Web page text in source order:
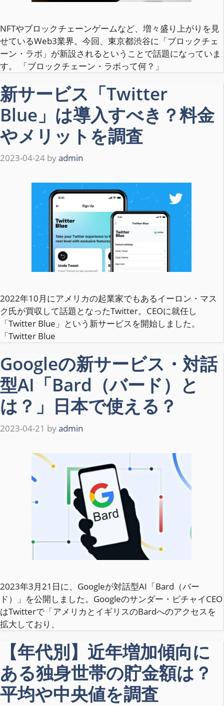
NFTやブロックチェーンゲームなど、増々盛り上がりを見
せているWeb3業界。今回、東京都渋谷に「ブロックチェ
ーン・ラボ」が新設されるということで話題になっていま
す。 「ブロックチェーン・ラボって何？」
新サービス「Twitter
Blue」は導入すべき？料金
やメリットを調査
2023-04-24 byadmin
2022年10月にアメリカの起業家でもあるイーロン・マス
ク氏が買収して話題となったTwitter。CEOに就任し
「Twitter Blue」という新サービスを開始しました。
「Twitter Blue
Googleの新サービス・対話
型AI「Bard（バード）と
は？」日本で使える？
2023-04-21 byadmin
2023年3月21日に、Googleが対話型AI「Bard（バー
ド）」を公開しました。Googleのサンダー・ピチャイCEO
はTwitterで「アメリカとイギリスのBardへのアクセスを
拡大しており、
【年代別】近年増加傾向に
ある独身世帯の貯金額は？
平均や中央値を調査